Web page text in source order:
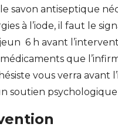
savon antiseptique
à l’iode, il faut le
6 h avant
que
vous verra avant
soutien